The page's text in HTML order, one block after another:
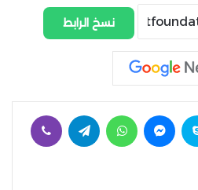
نسخ الرابط
سكايب ماسنجر واتساب تيلقرام